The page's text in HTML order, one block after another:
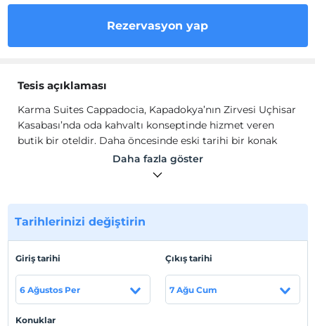
Rezervasyon yap
Tesis açıklaması
Karma Suites Cappadocia, Kapadokya’nın Zirvesi Uçhisar
Kasabası’nda oda kahvaltı konseptinde hizmet veren
butik bir oteldir. Daha öncesinde eski tarihi bir konak
olan otelimiz 2022 yılında restore edilip toplam 6 oda ile
konaklama hizmetine açılmıştır.
Wi-Fi, minibar, yerden ısıtma, elektrikli su ısıtıcısı, çay-
kahve setup, banyo, duş, havlu seti, banyo buklet
malzemeleri gibi olanaklar sunulur.
Tesis lokasyon bilgileri
Daha fazla göster
Tarihlerinizi değiştirin
Giriş tarihi
6 Ağustos Per
Çıkış tarihi
7 Ağu Cum
Konuklar